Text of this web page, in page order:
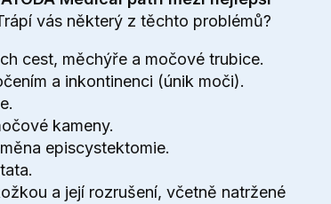
vás některý z těchto problémů?
cest, měchýře a močové trubice.
a inkontinenci (únik moči).
.
kameny.
episcystektomie.
.
a její rozrušení, včetně natržené